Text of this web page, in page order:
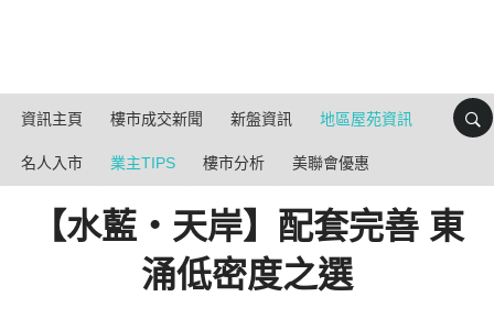
資訊主頁 樓市成交新聞 新盤資訊 地區屋苑資訊
名人入市 業主TIPS 樓市分析 美聯會優惠
【水藍・天岸】配套完善 東
涌低密度之選